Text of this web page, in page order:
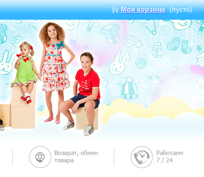
Моя корзина (пусто)